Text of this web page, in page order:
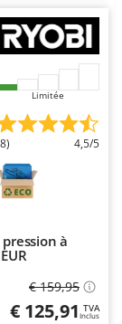
Limitée
4,5/5
pression à
€ 159,95
€ 125,91 TVA
Inclus